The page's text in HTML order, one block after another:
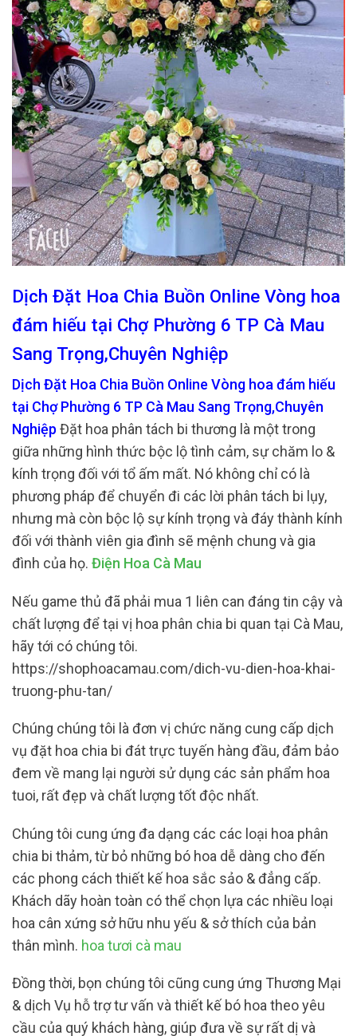
Dịch Đặt Hoa Chia Buồn Online Vòng hoa
đám hiếu tại Chợ Phường 6 TP Cà Mau
Sang Trọng,Chuyên Nghiệp
Dịch Đặt Hoa Chia Buồn Online Vòng hoa đám hiếu
tại Chợ Phường 6 TP Cà Mau Sang Trọng,Chuyên
Nghiệp Đặt hoa phân tách bi thương là một trong
giữa những hình thức bộc lộ tình cảm, sự chăm lo &
kính trọng đối với tổ ấm mất. Nó không chỉ có là
phương pháp để chuyển đi các lời phân tách bi lụy,
nhưng mà còn bộc lộ sự kính trọng và đáy thành kính
đối với thành viên gia đình sẽ mệnh chung và gia
đình của họ. Điện Hoa Cà Mau
Nếu game thủ đã phải mua 1 liên can đáng tin cậy và
chất lượng để tại vị hoa phân chia bi quan tại Cà Mau,
hãy tới có chúng tôi.
https://shophoacamau.com/dich-vu-dien-hoa-khai-
truong-phu-tan/
Chúng chúng tôi là đơn vị chức năng cung cấp dịch
vụ đặt hoa chia bi đát trực tuyến hàng đầu, đảm bảo
đem về mang lại người sử dụng các sản phẩm hoa
tuoi, rất đẹp và chất lượng tốt độc nhất.
Chúng tôi cung ứng đa dạng các các loại hoa phân
chia bi thảm, từ bỏ những bó hoa dễ dàng cho đến
các phong cách thiết kế hoa sắc sảo & đẳng cấp.
Khách dãy hoàn toàn có thể chọn lựa các nhiều loại
hoa cân xứng sở hữu nhu yếu & sở thích của bản
thân mình. hoa tươi cà mau
Đồng thời, bọn chúng tôi cũng cung ứng Thương Mại
& dịch Vụ hỗ trợ tư vấn và thiết kế bó hoa theo yêu
cầu của quý khách hàng, giúp đưa về sự rất dị và